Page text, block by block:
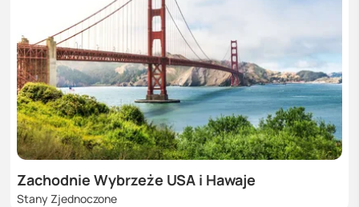
Zachodnie Wybrzeże USA i Hawaje
Stany Zjednoczone